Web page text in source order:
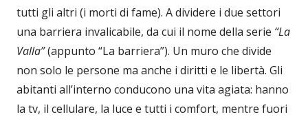
tutti gli altri (i morti di fame). A dividere i due settori
una barriera invalicabile, da cui il nome della serie “La
Valla”(appunto “La barriera”). Un muro che divide
non solo le persone ma anche i diritti e le libertà. Gli
abitanti all’interno conducono una vita agiata: hanno
la tv, il cellulare, la luce e tutti i comfort, mentre fuori